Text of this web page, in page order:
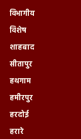
विभागीय
विशेष
शाहबाद
सीतापुर
हथगाम
हमीरपुर
हरदोई
हरारे